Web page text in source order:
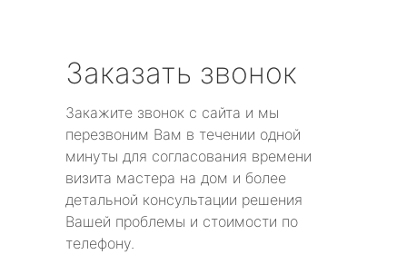
Заказать звонок
Закажите звонок с сайта и мы
перезвоним Вам в течении одной
минуты для согласования времени
визита мастера на дом и более
детальной консультации решения
Вашей проблемы и стоимости по
телефону.